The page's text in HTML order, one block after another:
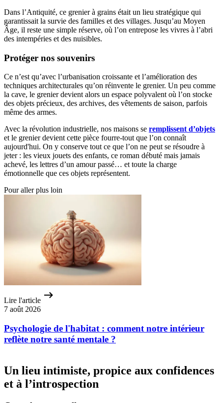
Dans l’Antiquité, ce grenier à grains était un lieu stratégique qui
garantissait la survie des familles et des villages. Jusqu’au Moyen
Âge, il reste une simple réserve, où l’on entrepose les vivres à l’abri
des intempéries et des nuisibles.
Protéger nos souvenirs
Ce n’est qu’avec l’urbanisation croissante et l’amélioration des
techniques architecturales qu’on réinvente le grenier. Un peu comme
la cave, le grenier devient alors un espace polyvalent où l’on stocke
des objets précieux, des archives, des vêtements de saison, parfois
même des armes.
Avec la révolution industrielle, nos maisons se remplissent d’objets
et le grenier devient cette pièce fourre-tout que l’on connaît
aujourd'hui. On y conserve tout ce que l’on ne peut se résoudre à
jeter : les vieux jouets des enfants, ce roman débuté mais jamais
achevé, les lettres d’un amour passé… et toute la charge
émotionnelle que ces objets représentent.
Pour aller plus loin
Lire l'article
7 août 2026
Psychologie de l'habitat : comment notre intérieur
reflète notre santé mentale ?
Un lieu intimiste, propice aux confidences
et à l’introspection